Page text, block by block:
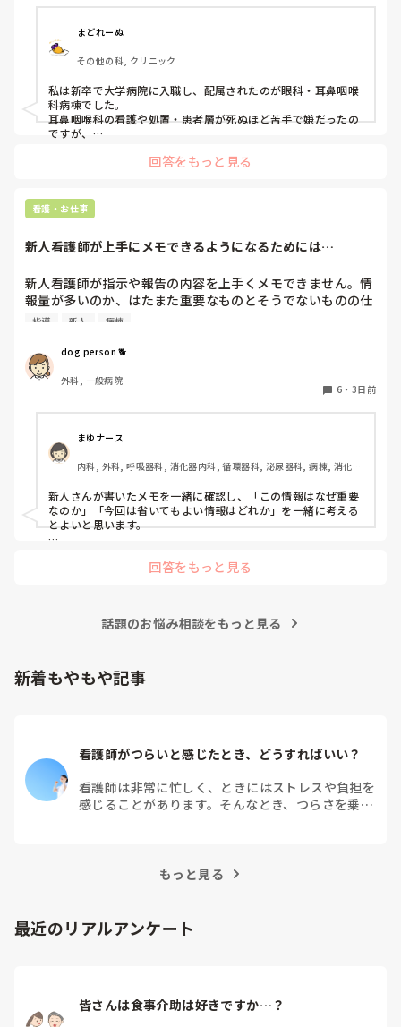
まどれーぬ
その他の科, クリニック
私は新卒で大学病院に入職し、配属されたのが眼科・耳鼻咽喉
科病棟でした。
耳鼻咽喉科の看護や処置・患者層が死ぬほど苦手で嫌だったの
ですが、
棟に居続けることは不可能なので、
異動の声がかかる前に眼科クリニックに転職しました。
至る、という感じです。
回答をもっと見る
看護・お仕事
新人看護師が上手にメモできるようになるためには…
新人看護師が指示や報告の内容を上手くメモできません。情
報量が多いのか、はたまた重要なものとそうでないものの仕
分けができないのか…  肝心な事柄を逃してしまいます。何
示・報告するよう皆で努力しています。
指導 新人 病棟
dog person 🐕
外科, 一般病院
6 ・ 3日前
まゆナース
内科, 外科, 呼吸器科, 消化器内科, 循環器科, 泌尿器科, 病棟, 消化器
新人さんが書いたメモを一緒に確認し、「この情報はなぜ重要
なのか」「今回は省いてもよい情報はどれか」を一緒に考える
とよいと思います。
的に照らして振り返ることで、重要度を判断する力が少しずつ
回答をもっと見る
話題のお悩み相談をもっと見る
新着もやもや記事
看護師がつらいと感じたとき、どうすればいい？
看護師は非常に忙しく、ときにはストレスや負担を
感じることがあります。そんなとき、つらさを乗り
もっと見る
最近のリアルアンケート
皆さんは食事介助は好きですか…？